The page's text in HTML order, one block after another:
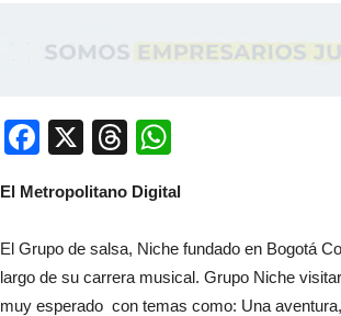
Facebook
X Threads
El Metropolitano Digital
El Grupo de salsa, Niche fundado en Bogotá
largo de su carrera musical. Grupo Niche
muy esperado con temas como: Una